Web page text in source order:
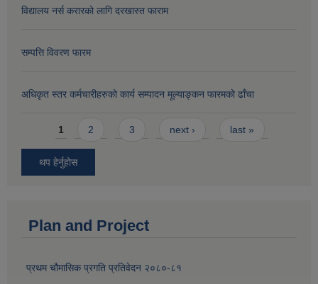
विद्यालय नर्स करारको लागि दरखास्त फाराम
सम्पत्ति विवरण फारम
अधिकृत स्तर कर्मचारीहरुको कार्य सम्पादन मूल्याङ्कन फारमको ढाँचा
Pages
1 2 3 next › last »
थप हेर्नुहोस
Plan and Project
प्रथम चौमासिक प्रगति प्रतिवेदन २०८०-८१